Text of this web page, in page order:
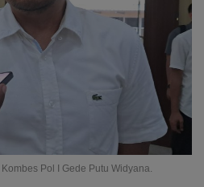
Pol I Gede Putu Widyana.